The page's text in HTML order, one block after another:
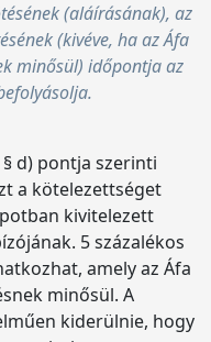
(aláírásának), az
(kivéve, ha az Áfa
minősül) időpontja az
d) pontja szerinti
a kötelezettséget
kivitelezett
5 százalékos
amely az Áfa
minősül. A
kiderülnie, hogy